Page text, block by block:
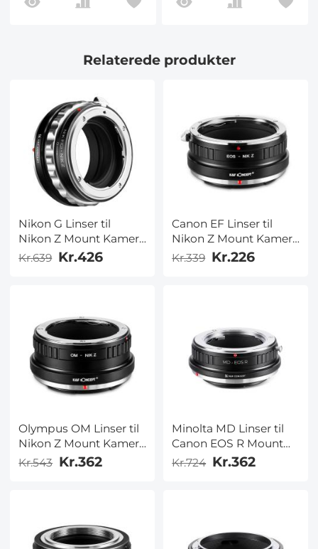
Relaterede produkter
Nikon G Linser til
Nikon Z Mount Kamera
Adapter
Kr.639 Kr.426
Canon EF Linser til
Nikon Z Mount Kamera
Adapter
Kr.339 Kr.226
Olympus OM Linser til
Nikon Z Mount Kamera
Adapter
Kr.543 Kr.362
Minolta MD Linser til
Canon EOS R Mount
Kamera Adapter
Kr.724 Kr.362